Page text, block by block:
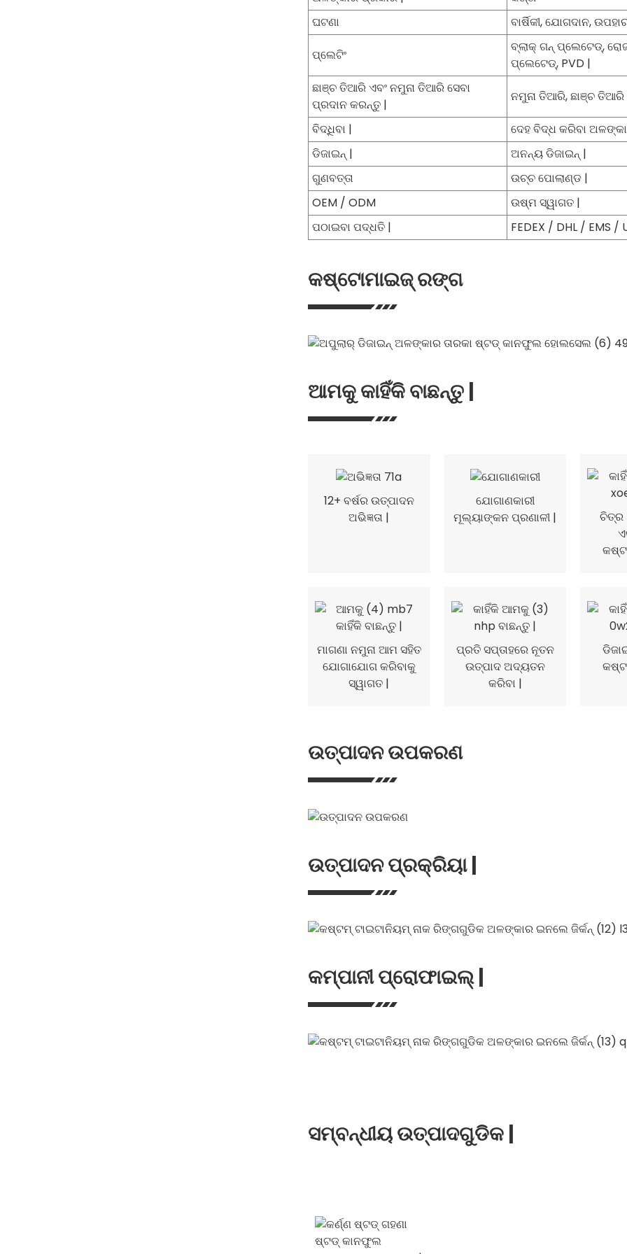
ଘଟଣା
ବାର୍ଷିକୀ, ଯୋଗଦାନ,
ପ୍ଲେଟିଂ
ବ୍ଲାକ୍ ଗନ୍ ପ୍ଲେଟେଡ୍,
ପ୍ଲେଟେଡ୍, PVD |
ଛାଞ୍ଚ ତିଆରି ଏବଂ ନମୁନା ତିଆରି ସେବା
ପ୍ରଦାନ କରନ୍ତୁ |
ନମୁନା ତିଆରି, ଛାଞ୍ଚ ତିଆରି
ବିଦ୍ଧିବା |
ଦେହ ବିଦ୍ଧ କରିବା
ଡିଜାଇନ୍ |
ଅନନ୍ୟ ଡିଜାଇନ୍ |
ଗୁଣବତ୍ତା
ଉଚ୍ଚ ପୋଲାଣ୍ଡ |
OEM / ODM
ଉଷ୍ମ ସ୍ୱାଗତ |
ପଠାଇବା ପଦ୍ଧତି |
FEDEX / DHL / EMS /
କଷ୍ଟୋମାଇଜ୍ ରଙ୍ଗ
ଆମକୁ କାହିଁକି ବାଛନ୍ତୁ |
12+ ବର୍ଷର ଉତ୍ପାଦନ
ଅଭିଜ୍ଞତା |
ଯୋଗାଣକାରୀ
ମୂଲ୍ୟାଙ୍କନ ପ୍ରଣାଳୀ |
ଚିତ୍ର
ମାଗଣା ନମୁନା ଆମ ସହିତ
ଯୋଗାଯୋଗ କରିବାକୁ
ସ୍ୱାଗତ |
ପ୍ରତି ସପ୍ତାହରେ ନୂତନ
ଉତ୍ପାଦ ଅଦ୍ୟତନ
କରିବା |
ଉତ୍ପାଦନ ଉପକରଣ
ଉତ୍ପାଦନ ପ୍ରକ୍ରିୟା |
କମ୍ପାନୀ ପ୍ରୋଫାଇଲ୍ |
ସମ୍ବନ୍ଧୀୟ ଉତ୍ପାଦଗୁଡିକ |